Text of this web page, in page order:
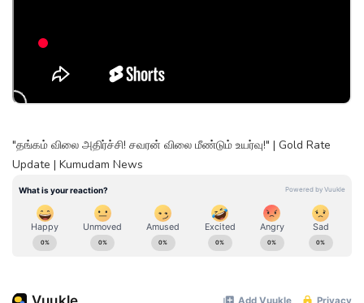
"தங்கம் விலை அதிர்ச்சி! சவரன் விலை மீண்டும் உயர்வு!" | Gold Rate
Update | Kumudam News